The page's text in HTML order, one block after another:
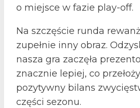
o miejsce w fazie play-off.
Na szczęście runda
zupełnie inny obraz.
nasza gra zaczęła
znacznie lepiej, co
pozytywny bilans
części sezonu.